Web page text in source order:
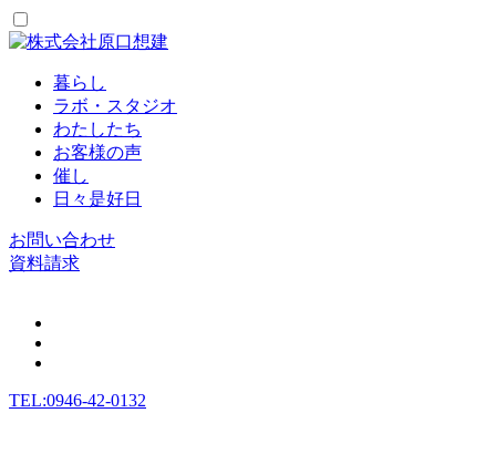
暮らし
ラボ・スタジオ
わたしたち
お客様の声
催し
日々是好日
お問い合わせ
資料請求
TEL:0946-42-0132